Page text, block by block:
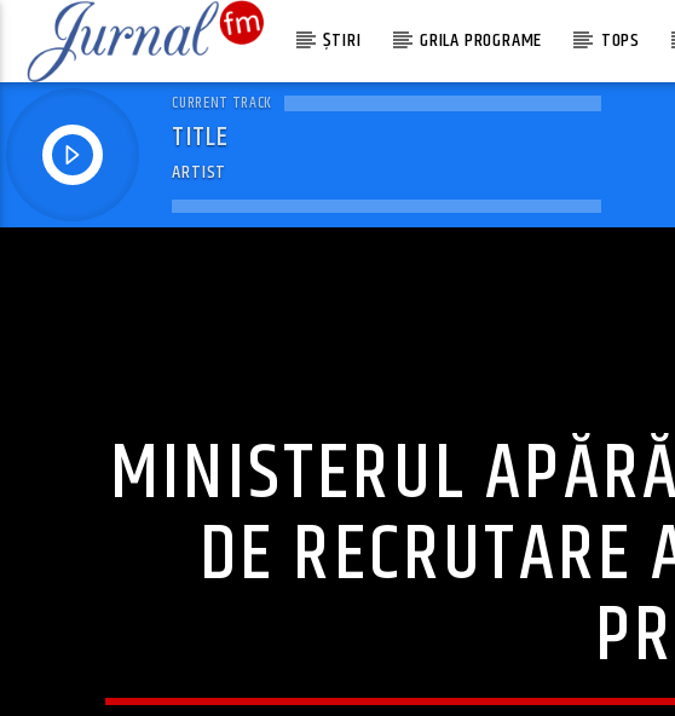
ȘTIRI GRILA PROGRAME TOPS
CURRENT TRACK
TITLE
ARTIST
MINISTERUL
DE